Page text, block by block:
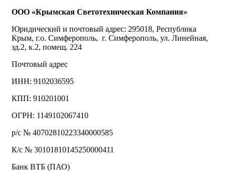
ООО «Крымская Светотехническая Компания»
Юридический и почтовый адрес: 295018, Республика
Крым, г.о. Симферополь, г. Симферополь, ул. Линейная,
зд.2, к.2, помещ. 224
Почтовый адрес
ИНН: 9102036595
КПП: 910201001
ОГРН: 1149102067410
р/с № 40702810223340000585
К/с № 30101810145250000411
Банк ВТБ (ПАО)